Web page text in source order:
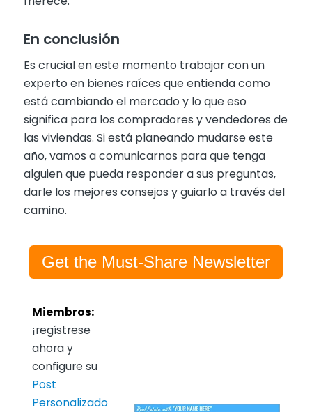
En conclusión
Es crucial en este momento trabajar con un
experto en bienes raíces que entienda como
está cambiando el mercado y lo que eso
significa para los compradores y vendedores de
las viviendas. Si está planeando mudarse este
año, vamos a comunicarnos para que tenga
alguien que pueda responder a sus preguntas,
darle los mejores consejos y guiarlo a través del
camino.
Get the Must-Share Newsletter
Miembros:
¡regístrese
ahora y
configure su
Post
Personalizado